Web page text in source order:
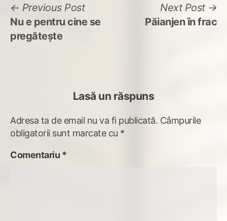
Navigare
în
Previous PostPrevious
post:
Nu e pentru cine se
pregătește
Next Post
Păianjen în frac
Lasă un răspuns
Adresa ta de email nu va fi publicată. Câmpurile
obligatorii sunt marcate cu *
Comentariu *